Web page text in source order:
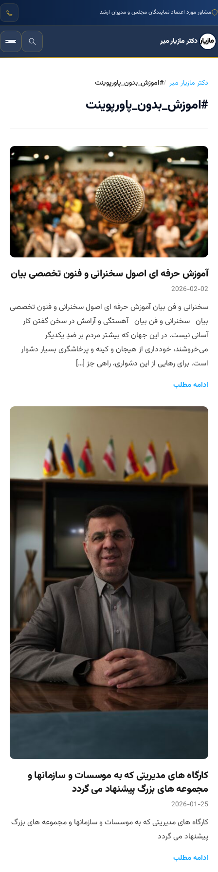
مشاور مورد اعتماد نمایندگان مجلس و مدیران ارشد
دکتر مازیار میر
دکتر مازیار میر #اموزش_بدون_پاورپوینت
#اموزش_بدون_پاورپوینت
آموزش حرفه ای اصول سخنرانی و فنون تخصصی بیان
2026-02-02
سخنرانی و فن بیان آموزش حرفه ای اصول سخنرانی و فنون تخصصی
بیان سخنرانی و فن بیان آهستگی و آرامش در سخن گفتن کار
آسانی نیست. در این جهان که بیشتر مردم بر ضدِ یکدیگر
می‌خروشند، خودداری از هیجان و کینه و پرخاشگری بسیار دشوار
است. برای رهایی از این دشواری، راهی جز […]
ادامه مطلب
کارگاه های مدیریتی که به موسسات و سازمانها و
مجموعه های بزرگ پیشنهاد می گردد
2026-01-25
کارگاه های مدیریتی که به موسسات و سازمانها و مجموعه های بزرگ
پیشنهاد می گردد
ادامه مطلب